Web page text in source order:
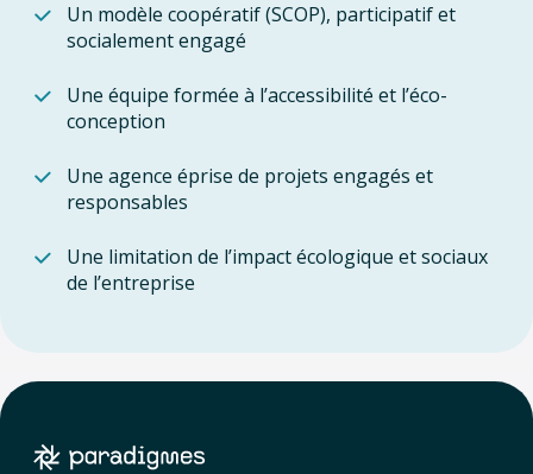
Un modèle coopératif (SCOP), participatif et
socialement engagé
Une équipe formée à l’accessibilité et l’éco-
conception
Une agence éprise de projets engagés et
responsables
Une limitation de l’impact écologique et sociaux
de l’entreprise